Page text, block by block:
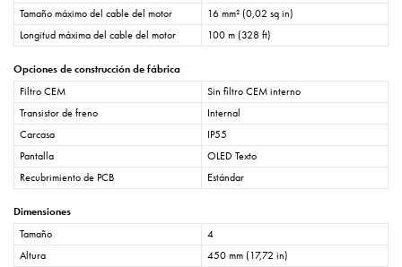
Tamaño máximo del cable del motor
16 mm² (0,02 sq in)
Longitud máxima del cable del motor
100 m (328 ft)
Opciones de construcción de fábrica
Filtro CEM
Sin filtro CEM interno
Transistor de freno
Internal
Carcasa
IP55
Pantalla
OLED Texto
Recubrimiento de PCB
Estándar
Dimensiones
Tamaño
4
Altura
450 mm (17,72 in)